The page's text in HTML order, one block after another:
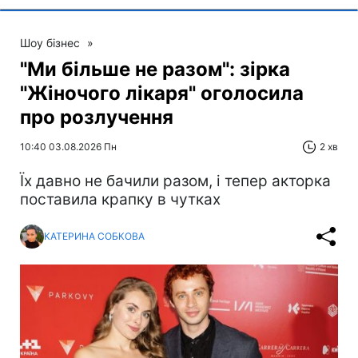
Шоу бізнес »
"Ми більше не разом": зірка
"Жіночого лікаря" оголосила
про розлучення
10:40 03.08.2026 Пн 2 хв
Їх давно не бачили разом, і тепер акторка
поставила крапку в чутках
КАТЕРИНА СОБКОВА